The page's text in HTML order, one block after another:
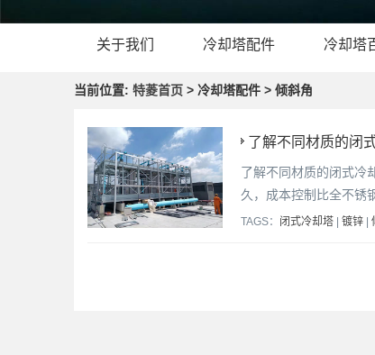
关于我们 冷却塔配件 冷却塔
当前位置: 特菱首页 > 冷却塔配件 > 倾斜角
了解不同材质的闭
了解不同材质的闭式冷
久，成本控制比全不锈
TAGS： 闭式冷却塔 | 镀锌 |